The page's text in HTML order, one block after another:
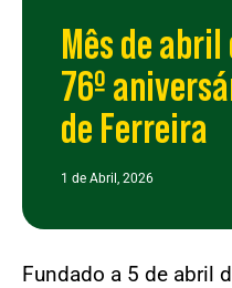
Mês de
76º
de Ferreira
1 de Abril, 2026
Fundado a 5 de abril